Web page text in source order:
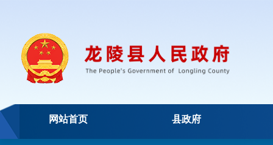
网站首页 县政府